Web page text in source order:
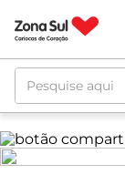
Pesquise aqui